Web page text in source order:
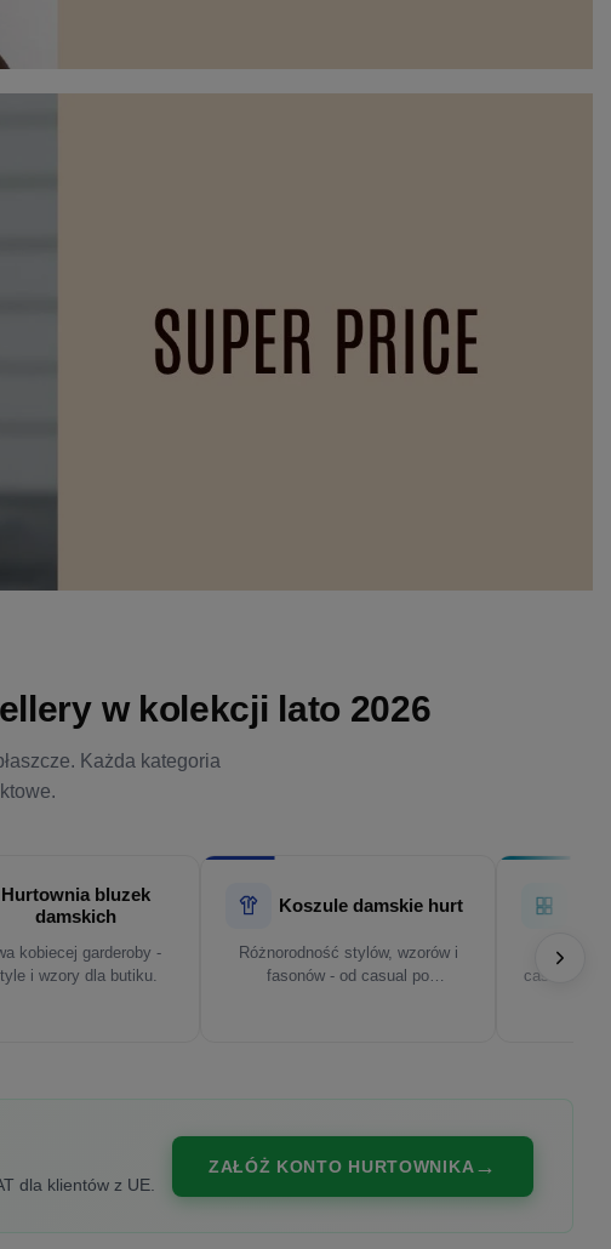
w kolekcji lato 2026
Każda kategoria
Hurtownia bluzek
damskich
kobiecej garderoby -
i wzory dla butiku.
Koszule damskie hurt
Różnorodność stylów, wzorów i
fasonów - od casual po
casualowe,
dla klientów z UE.
ZAŁÓŻ KONTO HURTOWNIKA